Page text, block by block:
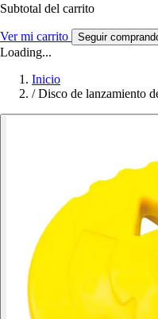
Subtotal del carrito
Ver mi carrito Seguir
Loading...
Inicio
/ Disco de lanzamiento